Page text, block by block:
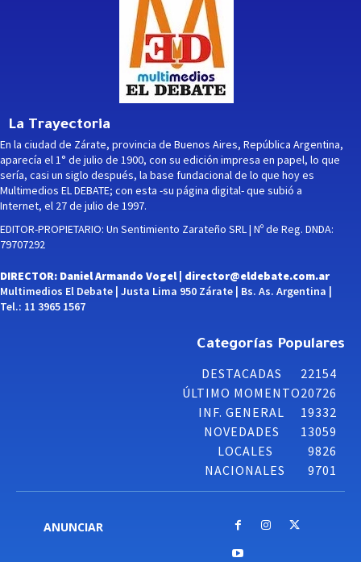
La Trayectoria
En la ciudad de Zárate, provincia de Buenos Aires, República Argentina,
aparecía el 1° de julio de 1900, con su edición impresa en papel, lo que
sería, casi un siglo después, la base fundacional de lo que hoy es
Multimedios EL DEBATE; con esta -su página digital- que subió a
Internet, el 27 de julio de 1997.
EDITOR-PROPIETARIO: Un Sentimiento Zarateño SRL | Nº de Reg. DNDA:
79707292
DIRECTOR: Daniel Armando Vogel | director@eldebate.com.ar
Multimedios El Debate | Justa Lima 950 Zárate | Bs. As. Argentina |
Tel.: 11 3965 1567
Categorías Populares
DESTACADAS
22154
ÚLTIMO MOMENTO20726
INF. GENERAL
19332
NOVEDADES
13059
LOCALES
9826
NACIONALES
9701
ANUNCIAR